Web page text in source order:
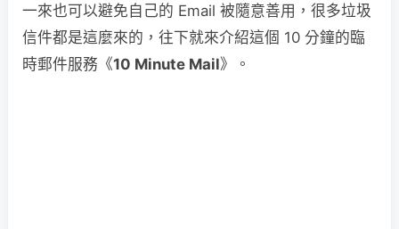
一來也可以避免自己的 Email 被隨意善用，很多垃圾
信件都是這麼來的，往下就來介紹這個 10 分鐘的臨
時郵件服務《10 Minute Mail》。